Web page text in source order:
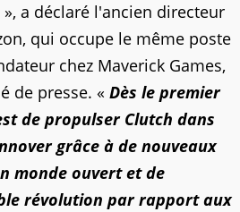
», a déclaré l'ancien directeur
qui occupe le même poste
chez Maverick Games,
de presse. « Dès le premier
de propulser Clutch dans
grâce à de nouveaux
monde ouvert et de
révolution par rapport aux